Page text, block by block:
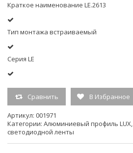
Краткое наименование LE.2613
Тип монтажа встраиваемый
Серия LE
Цвет Серебро
Гарантия 3 года
Сравнить В Избранное
Артикул: 001971
Категории: Алюминиевый профиль LUX,
светодиодной ленты